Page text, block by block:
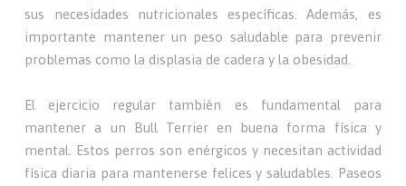
sus necesidades nutricionales específicas. Además, es
importante mantener un peso saludable para prevenir
problemas como la displasia de cadera y la obesidad.
El ejercicio regular también es fundamental para
mantener a un Bull Terrier en buena forma física y
mental. Estos perros son enérgicos y necesitan actividad
física diaria para mantenerse felices y saludables. Paseos